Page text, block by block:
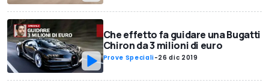
Che effetto fa guidare una Bugatti
Chiron da 3 milioni di euro
Prove Speciali-26 dic 2019